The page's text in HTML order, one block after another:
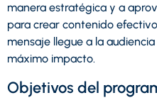
manera estratégica y a
para crear contenido
mensaje llegue a la
máximo impacto.
Objetivos del